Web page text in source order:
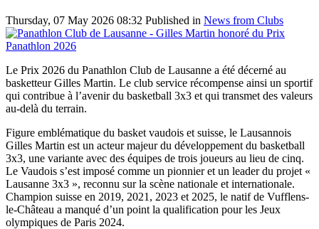
Thursday, 07 May 2026 08:32 Published in News from Clubs
Le Prix 2026 du Panathlon Club de Lausanne a été décerné au
basketteur Gilles Martin. Le club service récompense ainsi un sportif
qui contribue à l’avenir du basketball 3x3 et qui transmet des valeurs
au-delà du terrain.
Figure emblématique du basket vaudois et suisse, le Lausannois
Gilles Martin est un acteur majeur du développement du basketball
3x3, une variante avec des équipes de trois joueurs au lieu de cinq.
Le Vaudois s’est imposé comme un pionnier et un leader du projet «
Lausanne 3x3 », reconnu sur la scène nationale et internationale.
Champion suisse en 2019, 2021, 2023 et 2025, le natif de Vufflens-
le-Château a manqué d’un point la qualification pour les Jeux
olympiques de Paris 2024.